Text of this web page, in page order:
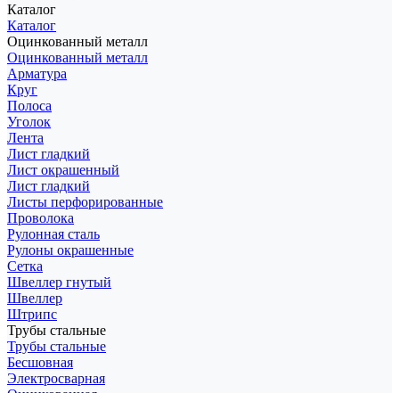
Каталог
Каталог
Оцинкованный металл
Оцинкованный металл
Арматура
Круг
Полоса
Уголок
Лента
Лист гладкий
Лист окрашенный
Лист гладкий
Листы перфорированные
Проволока
Рулонная сталь
Рулоны окрашенные
Сетка
Швеллер гнутый
Швеллер
Штрипс
Трубы стальные
Трубы стальные
Бесшовная
Электросварная